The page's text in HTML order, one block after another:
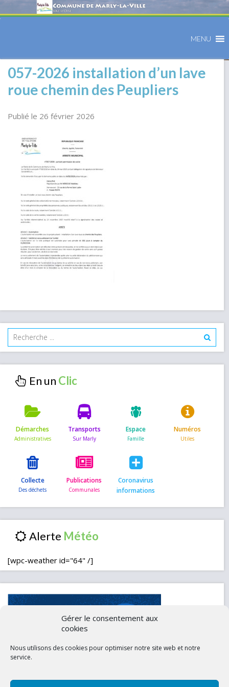
Gérer le consentement aux
cookies
Nous utilisons des cookies pour optimiser notre site web et notre
service.
MENU
057-2026 installation d’un lave
roue chemin des Peupliers
Publié le 26 février 2026
En un
Démarches Transports Espace Numéros
Collecte Publications
Coronavirus
informations
Alerte
[wpc-weather id="64" /]